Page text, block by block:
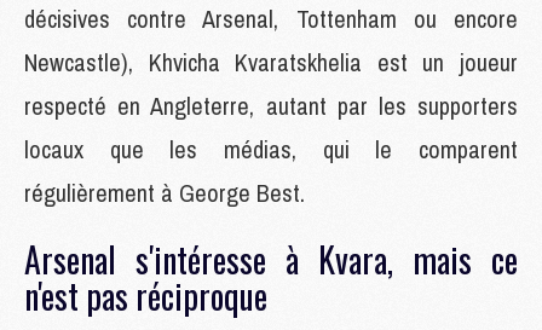
décisives contre Arsenal, Tottenham ou encore
Newcastle), Khvicha Kvaratskhelia est un joueur
respecté en Angleterre, autant par les supporters
locaux que les médias, qui le comparent
régulièrement à George Best.
Arsenal s'intéresse à Kvara, mais ce
n'est pas réciproque